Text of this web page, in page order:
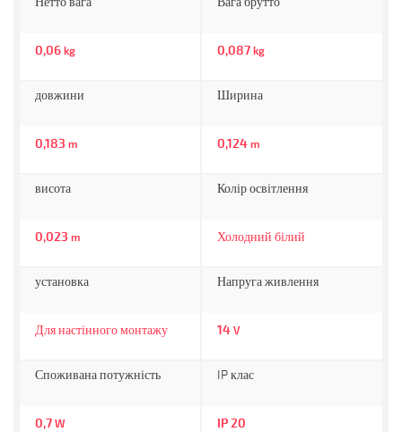
0,06 kg 0,087 kg
довжини
0,183 m
Ширина
0,124 m
висота
0,023 m
Колір освітлення
Холодний білий
установка
Для настінного монтажу
Напруга живлення
14 V
Споживана потужність
0,7 W
IP клас
IP 20